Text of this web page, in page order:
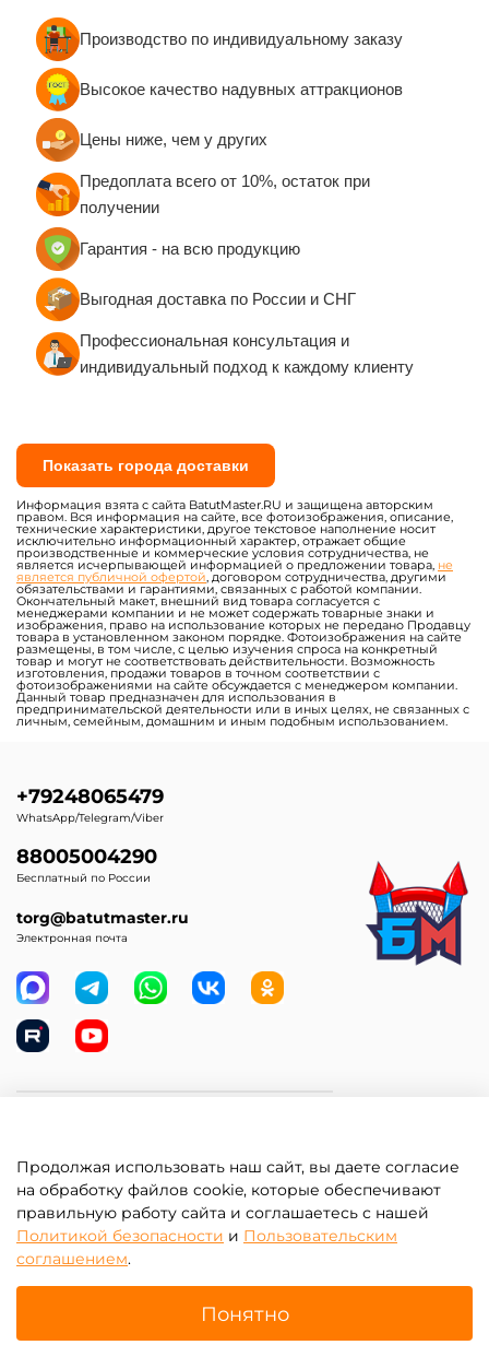
Производство по индивидуальному заказу
Высокое качество надувных аттракционов
Цены ниже, чем у других
Предоплата всего от 10%, остаток при
получении
Гарантия - на всю продукцию
Выгодная доставка по России и СНГ
Профессиональная консультация и
индивидуальный подход к каждому клиенту
Показать города доставки
Информация взята с сайта BatutMaster.RU и защищена авторским
правом. Вся информация на сайте, все фотоизображения, описание,
технические характеристики, другое текстовое наполнение носит
исключительно информационный характер, отражает общие
производственные и коммерческие условия сотрудничества, не
является исчерпывающей информацией о предложении товара, не
является публичной офертой, договором сотрудничества, другими
обязательствами и гарантиями, связанных с работой компании.
Окончательный макет, внешний вид товара согласуется с
менеджерами компании и не может содержать товарные знаки и
изображения, право на использование которых не передано Продавцу
товара в установленном законом порядке. Фотоизображения на сайте
размещены, в том числе, с целью изучения спроса на конкретный
товар и могут не соответствовать действительности. Возможность
изготовления, продажи товаров в точном соответствии с
фотоизображениями на сайте обсуждается с менеджером компании.
Данный товар предназначен для использования в
предпринимательской деятельности или в иных целях, не связанных с
личным, семейным, домашним и иным подобным использованием.
Клиентам
Информация
+79248065479
WhatsApp/Telegram/Viber
88005004290
Бесплатный по России
torg@batutmaster.ru
Электронная почта
Продолжая использовать наш сайт, вы даете согласие
на обработку файлов cookie, которые обеспечивают
правильную работу сайта и соглашаетесь с нашей
Политикой безопасности и Пользовательским
соглашением.
Понятно